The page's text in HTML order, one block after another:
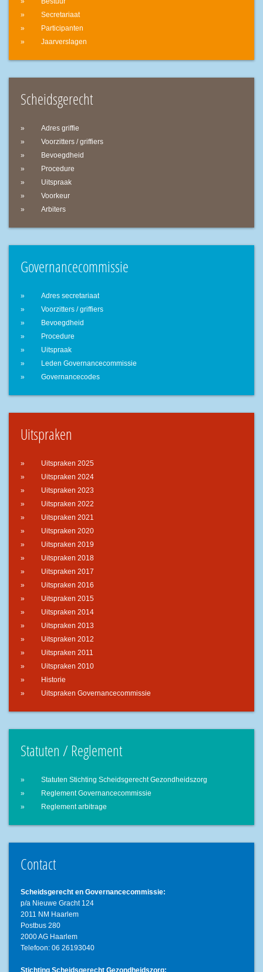
Secretariaat
Participanten
Jaarverslagen
Scheidsgerecht
Adres griffie
Voorzitters / griffiers
Bevoegdheid
Procedure
Uitspraak
Voorkeur
Arbiters
Governancecommissie
Adres secretariaat
Voorzitters / griffiers
Bevoegdheid
Procedure
Uitspraak
Leden Governancecommissie
Governancecodes
Uitspraken
Uitspraken 2025
Uitspraken 2024
Uitspraken 2023
Uitspraken 2022
Uitspraken 2021
Uitspraken 2020
Uitspraken 2019
Uitspraken 2018
Uitspraken 2017
Uitspraken 2016
Uitspraken 2015
Uitspraken 2014
Uitspraken 2013
Uitspraken 2012
Uitspraken 2011
Uitspraken 2010
Historie
Uitspraken Governancecommissie
Statuten / Reglement
Statuten Stichting Scheidsgerecht Gezondheidszorg
Reglement Governancecommissie
Reglement arbitrage
Contact
Scheidsgerecht en Governancecommissie:
p/a Nieuwe Gracht 124
2011 NM Haarlem
Postbus 280
2000 AG Haarlem
Telefoon: 06 26193040
Stichting Scheidsgerecht Gezondheidszorg: